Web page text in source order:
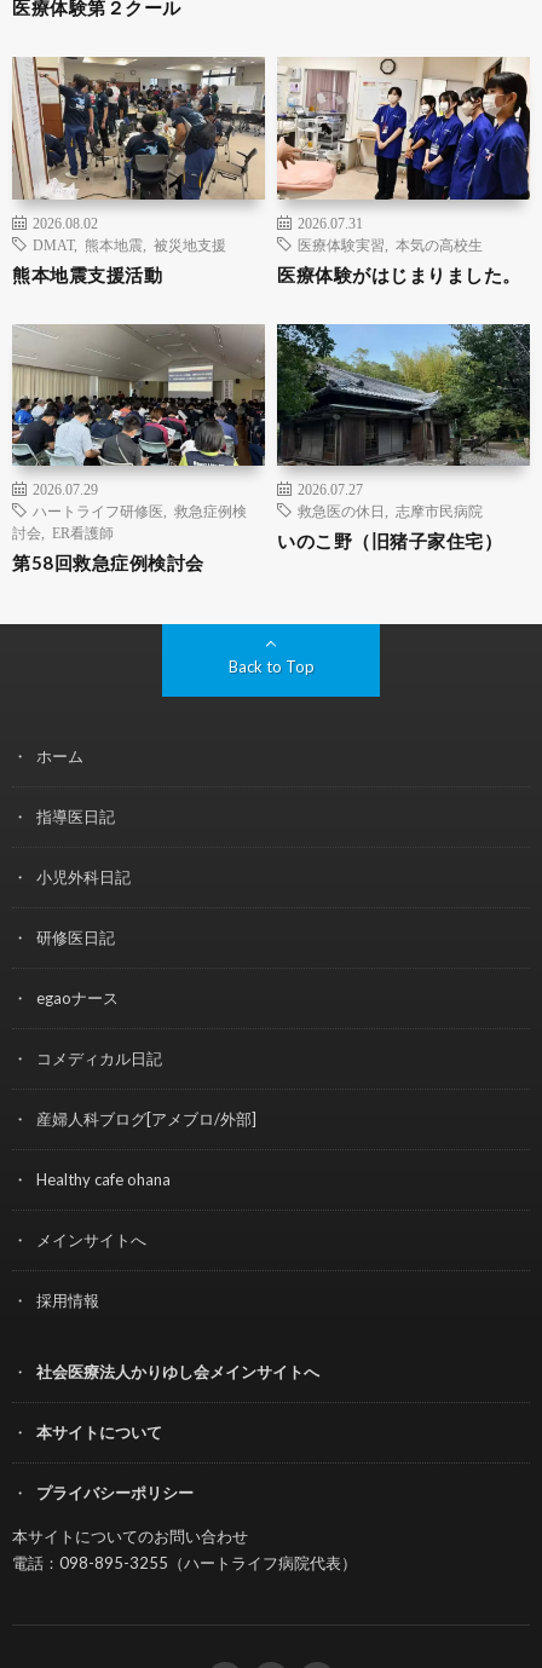
医療体験第２クール
2026.08.02
DMAT, 熊本地震 被災地支援
熊本地震支援活動
2026.07.31
医療体験実習
本気の高校生
医療体験がはじまりました。
2026.07.29
ハートライフ研修医
救急症例検
討会
ER看護師
第58回救急症例検討会
2026.07.27
救急医の休日
志摩市民病院
いのこ野（旧猪子家住宅）
Back to Top
ホーム
指導医日記
小児外科日記
研修医日記
egaoナース
コメディカル日記
産婦人科ブログ[アメブロ/外部]
Healthy cafe ohana
メインサイトへ
採用情報
社会医療法人かりゆし会メインサイトへ
本サイトについて
プライバシーポリシー
本サイトについてのお問い合わせ
電話：098-895-3255（ハートライフ病院代表）